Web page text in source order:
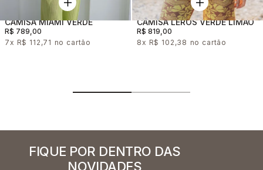
CAMISA MIAMI VERDE
R$ 789,00
7x R$ 112,71
CAMISA LEROS VERDE LIMAO
R$ 819,00
8x R$ 102,38
FIQUE POR DENTRO DAS
NOVIDADES